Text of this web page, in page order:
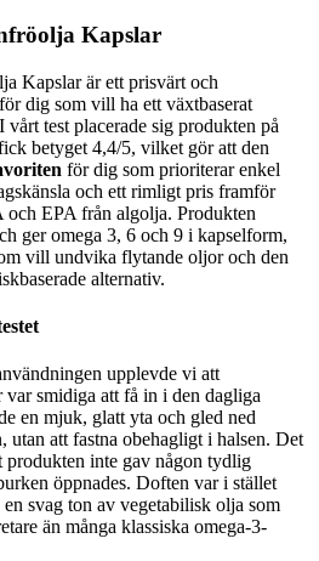
Kapslar
Kapslar är ett prisvärt och
dig som vill ha ett växtbaserat
test placerade sig produkten på
betyget 4,4/5, vilket gör att den
för dig som prioriterar enkel
och ett rimligt pris framför
EPA från algolja. Produkten
ger omega 3, 6 och 9 i kapselform,
vill undvika flytande oljor och den
alternativ.
upplevde vi att
smidiga att få in i den dagliga
en mjuk, glatt yta och gled ned
utan att fastna obehagligt i halsen. Det
produkten inte gav någon tydlig
öppnades. Doften var i stället
svag ton av vegetabilisk olja som
än många klassiska omega-3-